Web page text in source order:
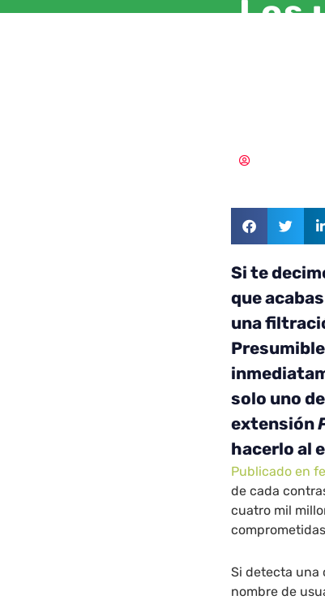
Los
Si te
que
una
solo uno
extensión
hacerlo al
Publicado en
de cada
cuatro mil
Si detecta una
nombre de